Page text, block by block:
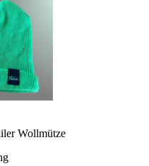
Wollmütze